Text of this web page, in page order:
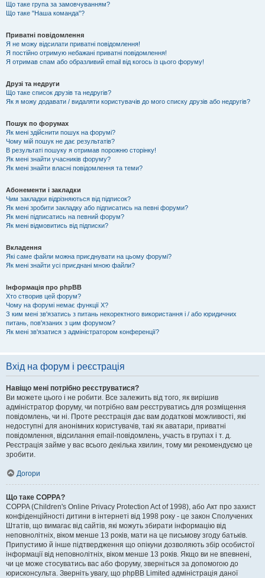
Що таке група за замовчуванням?
Що таке "Наша команда"?
Приватні повідомлення
Я не можу відсилати приватні повідомлення!
Я постійно отримую небажані приватні повідомлення!
Я отримав спам або образливий email від когось із цього форуму!
Друзі та недруги
Що таке список друзів та недругів?
Як я можу додавати / видаляти користувачів до мого списку друзів або недругів?
Пошук по форумах
Як мені здійснити пошук на форумі?
Чому мій пошук не дає результатів?
В результаті пошуку я отримав порожню сторінку!
Як мені знайти учасників форуму?
Як мені знайти власні повідомлення та теми?
Абонементи і закладки
Чим закладки відрізняються від підписок?
Як мені зробити закладку або підписатись на певні форуми?
Як мені підписатись на певний форум?
Як мені відмовитись від підписки?
Вкладення
Які саме файли можна приєднувати на цьому форумі?
Як мені знайти усі приєднані мною файли?
Інформація про phpBB
Хто створив цей форум?
Чому на форумі немає функції X?
З ким мені зв'язатись з питань некоректного використання і / або юридичних
питань, пов'язаних з цим форумом?
Як мені зв'язатися з адміністратором конференції?
Вхід на форум і реєстрація
Навіщо мені потрібно реєструватися?
Ви можете цього і не робити. Все залежить від того, як вирішив
адміністратор форуму, чи потрібно вам реєструватись для розміщення
повідомлень, чи ні. Проте реєстрація дає вам додаткові можливості, які
недоступні для анонімних користувачів, такі як аватари, приватні
повідомлення, відсилання email-повідомлень, участь в групах і т. д.
Реєстрація займе у вас всього декілька хвилин, тому ми рекомендуємо це
зробити.
Догори
Що таке COPPA?
COPPA (Children's Online Privacy Protection Act of 1998), або Акт про захист
конфіденційності дитини в інтернеті від 1998 року - це закон Сполучених
Штатів, що вимагає від сайтів, які можуть збирати інформацію від
неповнолітніх, віком менше 13 років, мати на це письмову згоду батьків.
Припустимо й інше підтвердження що опікуни дозволяють збір особистої
інформації від неповнолітніх, віком менше 13 років. Якщо ви не впевнені,
чи це може стосуватись вас або форуму, зверніться за допомогою до
юрисконсульта. Зверніть увагу, що phpBB Limited адміністрація даної